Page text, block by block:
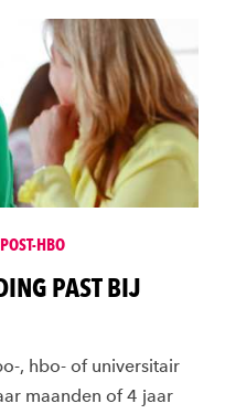
HBO
PAST BIJ
, hbo- of universitair
maanden of 4 jaar